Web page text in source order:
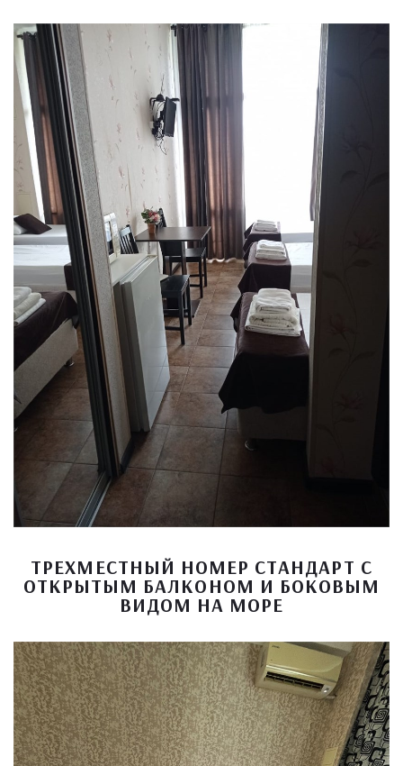
ТРЕХМЕСТНЫЙ НОМЕР СТАНДАРТ С
ОТКРЫТЫМ БАЛКОНОМ И БОКОВЫМ
ВИДОМ НА МОРЕ